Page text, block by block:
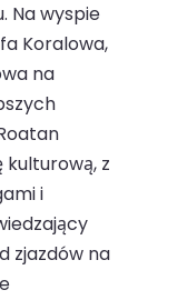
Na wyspie
Koralowa,
na
z
i
zjazdów na